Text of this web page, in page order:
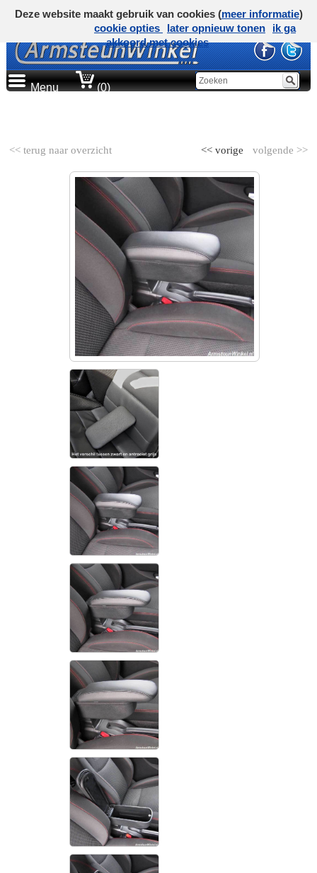
Menu (0)
<< terug naar overzicht volgende >>
<< vorige
Deze website maakt gebruik van cookies (meer informatie)
cookie opties
later opnieuw tonen
ik ga
akkoord met cookies